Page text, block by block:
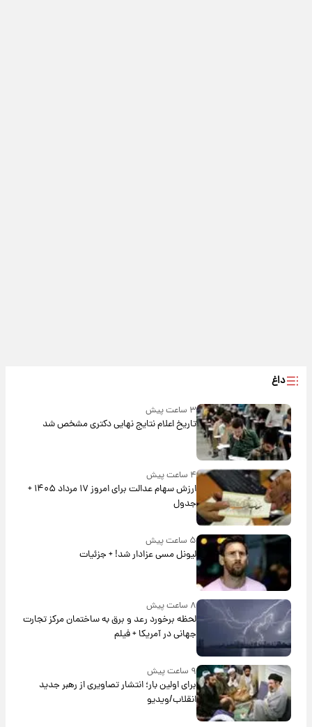
داغ
۳ ساعت پیش
تاریخ اعلام نتایج نهایی دکتری مشخص شد
۴ ساعت پیش
ارزش سهام عدالت برای امروز ۱۷ مرداد ۱۴۰۵ +
جدول
۵ ساعت پیش
لیونل مسی عزادار شد! + جزئیات
۸ ساعت پیش
لحظه برخورد رعد و برق به ساختمان مرکز تجارت
جهانی در آمریکا + فیلم
۹ ساعت پیش
برای اولین بار؛ انتشار تصاویری از رهبر جدید
انقلاب/ویدیو